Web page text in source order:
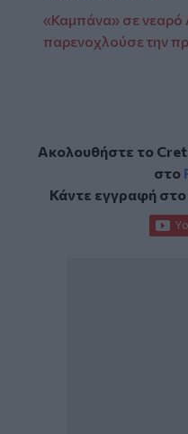
«Καμπάνα» σε νεαρό
παρενοχλούσε την
Ακολουθήστε το
στο
Κάντε εγγραφή στο